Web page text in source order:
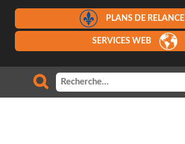
PLANS DE RELANCE
SERVICES WEB